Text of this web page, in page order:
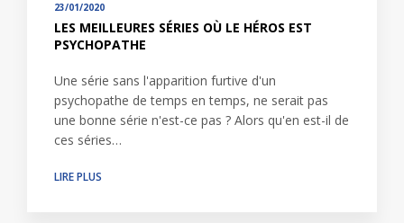
23/01/2020
LES MEILLEURES SÉRIES OÙ LE HÉROS EST
PSYCHOPATHE
Une série sans l'apparition furtive d'un
psychopathe de temps en temps, ne serait pas
une bonne série n'est-ce pas ? Alors qu'en est-il de
ces séries…
LIRE PLUS